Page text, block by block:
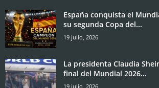
España conquista el
su segunda Copa del...
19 julio, 2026
La presidenta Claudia
final del Mundial 2026...
19 julio, 2026